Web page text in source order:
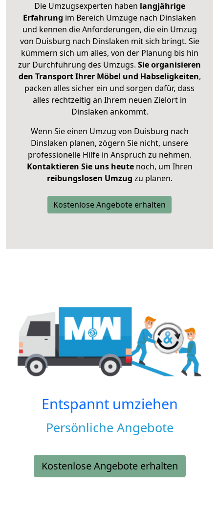
Die Umzugsexperten haben langjährige
Erfahrung im Bereich Umzüge nach Dinslaken
und kennen die Anforderungen, die ein Umzug
von Duisburg nach Dinslaken mit sich bringt. Sie
kümmern sich um alles, von der Planung bis hin
zur Durchführung des Umzugs. Sie organisieren
den Transport Ihrer Möbel und Habseligkeiten,
packen alles sicher ein und sorgen dafür, dass
alles rechtzeitig an Ihrem neuen Zielort in
Dinslaken ankommt.
Wenn Sie einen Umzug von Duisburg nach
Dinslaken planen, zögern Sie nicht, unsere
professionelle Hilfe in Anspruch zu nehmen.
Kontaktieren Sie uns heutenoch, um Ihren
reibungslosen Umzug zu planen.
Kostenlose Angebote erhalten
Entspannt umziehen
Persönliche Angebote
Kostenlose Angebote erhalten